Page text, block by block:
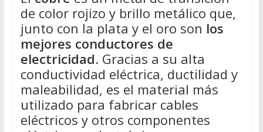
de color rojizo y brillo metálico que,
junto con la plata y el oro son los
mejores conductores de
electricidad. Gracias a su alta
conductividad eléctrica, ductilidad y
maleabilidad, es el material más
utilizado para fabricar cables
eléctricos y otros componentes